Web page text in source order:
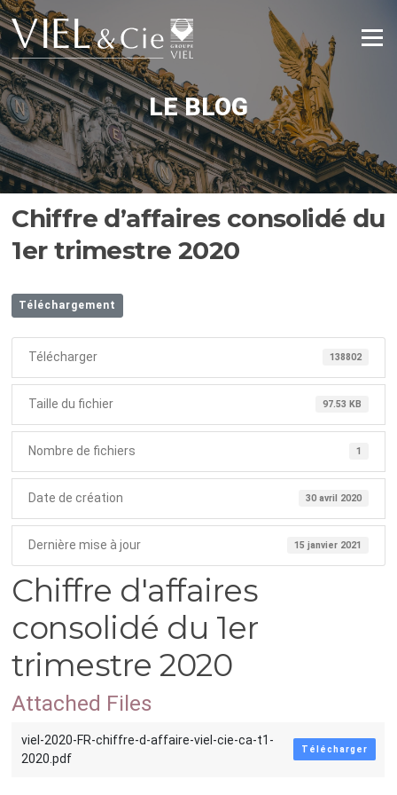
Aller
au
contenu
Menu
LE BLOG
Chiffre d’affaires consolidé du
1er trimestre 2020
Téléchargement
Télécharger 138802
Taille du fichier 97.53 KB
Nombre de fichiers 1
Date de création 30 avril 2020
Dernière mise à jour 15 janvier 2021
Chiffre d'affaires
consolidé du 1er
trimestre 2020
Attached Files
viel-2020-FR-chiffre-d-affaire-viel-cie-ca-t1-
2020.pdf
Télécharger